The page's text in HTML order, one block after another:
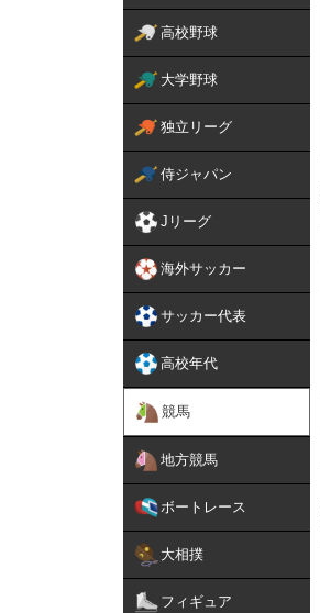
高校野球
大学野球
独立リーグ
侍ジャパン
Jリーグ
海外サッカー
サッカー代表
高校年代
競馬
地方競馬
ボートレース
大相撲
フィギュア